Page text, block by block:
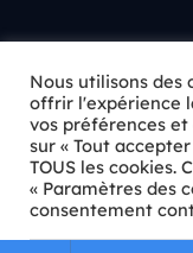
ℹ️ INFOS
✉️Contact
🦊Qui sommes-
Nous utilisons des
offrir l'expérience
vos préférences
sur « Tout
TOUS les cookies.
« Paramètres des
consentement